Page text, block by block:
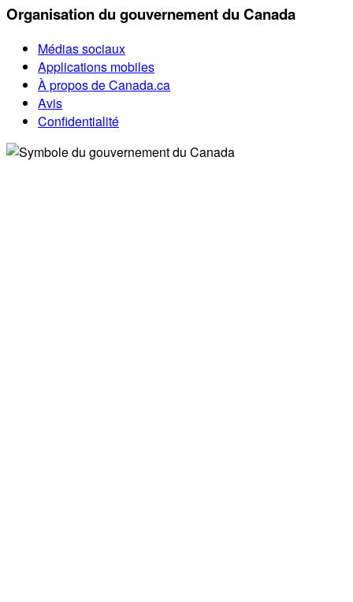
Organisation du gouvernement du Canada
Médias sociaux
Applications mobiles
À propos de Canada.ca
Avis
Confidentialité